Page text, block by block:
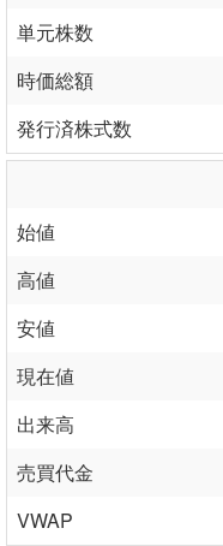
単元株数
時価総額
発行済株式数
始値
高値
安値
現在値
出来高
売買代金
VWAP